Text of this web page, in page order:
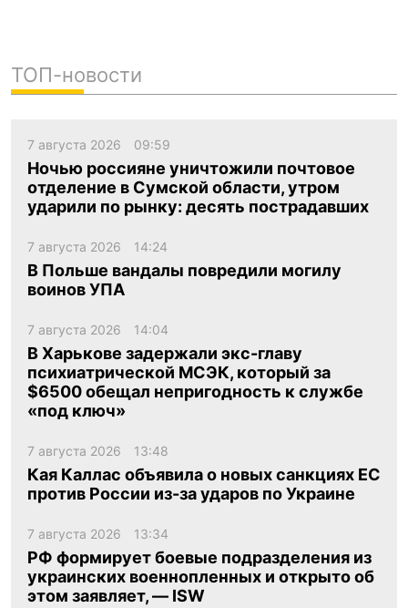
ТОП-новости
7 августа 2026 09:59
Ночью россияне уничтожили почтовое
отделение в Сумской области, утром
ударили по рынку: десять пострадавших
7 августа 2026 14:24
В Польше вандалы повредили могилу
воинов УПА
7 августа 2026 14:04
В Харькове задержали экс-главу
психиатрической МСЭК, который за
$6500 обещал непригодность к службе
«под ключ»
7 августа 2026 13:48
Кая Каллас объявила о новых санкциях ЕС
против России из-за ударов по Украине
7 августа 2026 13:34
РФ формирует боевые подразделения из
украинских военнопленных и открыто об
этом заявляет, — ISW